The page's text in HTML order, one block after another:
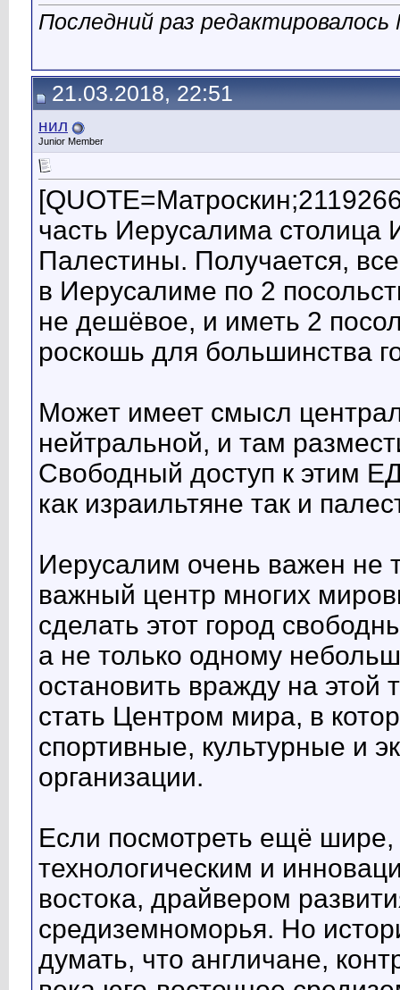
Последний раз
21.03.2018, 22:51
нил
Junior Member
часть Иерусалима столица
Палестины. Получается,
в Иерусалиме по 2
не дешёвое, и иметь 2
роскошь для большинства
Может имеет смысл
нейтральной, и там
Свободный доступ к этим
как израильтяне так и
Иерусалим очень важен не
важный центр многих
сделать этот город
а не только одному
остановить вражду на этой
стать Центром мира, в
спортивные, культурные и
организации.
Если посмотреть ещё
технологическим и
востока, драйвером
средиземноморья. Но
думать, что англичане,